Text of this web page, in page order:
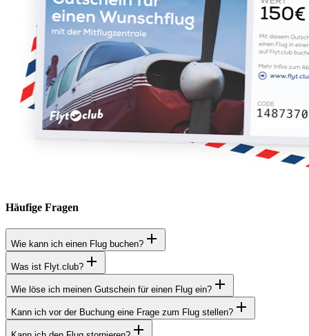
Häufige Fragen
Wie kann ich einen Flug buchen?
Was ist Flyt.club?
Wie löse ich meinen Gutschein für einen Flug ein?
Kann ich vor der Buchung eine Frage zum Flug stellen?